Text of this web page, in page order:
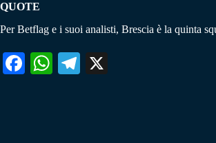
QUOTE
Per Betflag e i suoi analisti, Brescia è la quinta
Fa W
Te